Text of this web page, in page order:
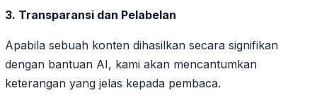
3. Transparansi dan Pelabelan
Apabila sebuah konten dihasilkan secara signifikan
dengan bantuan AI, kami akan mencantumkan
keterangan yang jelas kepada pembaca.